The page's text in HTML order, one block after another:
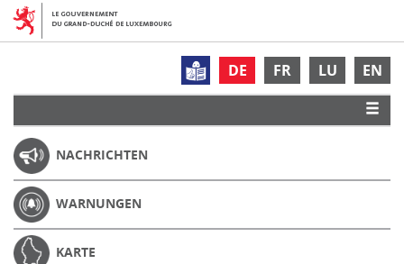
DE FR LU EN
NACHRICHTEN
WARNUNGEN
KARTE